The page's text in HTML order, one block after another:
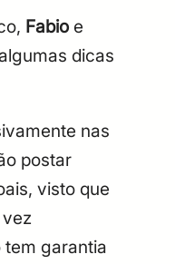
Fabio e
dicas
nas
postar
visto que
tem garantia